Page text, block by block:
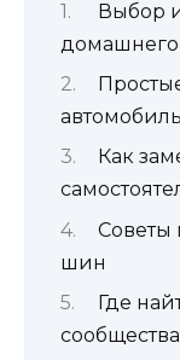
Выбор
домашнего
Как
Советы
шин
Где